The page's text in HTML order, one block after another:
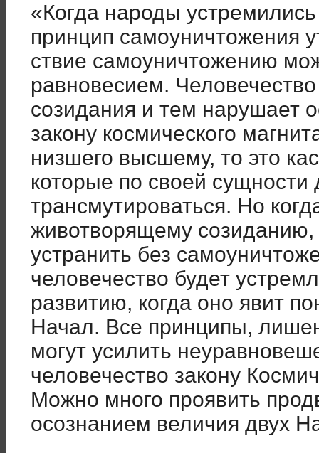
«Когда народы
принцип самоуничтожения
ствие самоуничтожению
равновесием.
сози­дания и тем нарушает
закону космического
низшего высшему, то это
которые по сво­ей
трансмутироваться. Но
животворящему созиданию,
устранить без
человечество будет
развитию, когда оно явит
Начал. Все принципы,
могут усилить
чело­вечество закону
Мож­но много проявить
осознанием величия двух